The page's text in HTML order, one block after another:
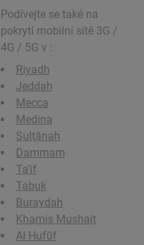
Podívejte se také na
pokrytí mobilní sítě 3G /
4G / 5G v :
Riyadh
Jeddah
Mecca
Medina
Sulţānah
Dammam
Ta’if
Tabuk
Buraydah
Khamis Mushait
Al Hufūf